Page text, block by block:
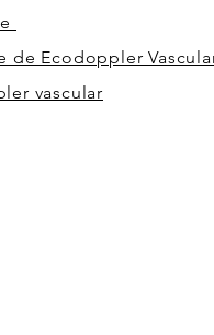
de Ecodoppler
vascular